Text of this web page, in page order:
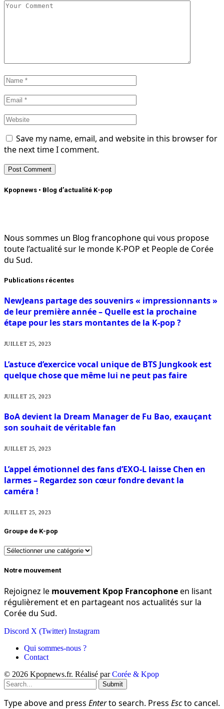
Save my name, email, and website in this browser for
the next time I comment.
Kpopnews • Blog d’actualité K-pop
Nous sommes un Blog francophone qui vous propose
toute l’actualité sur le monde K-POP et People de Corée
du Sud.
Publications récentes
NewJeans partage des souvenirs « impressionnants »
de leur première année – Quelle est la prochaine
étape pour les stars montantes de la K-pop ?
JUILLET 25, 2023
L’astuce d’exercice vocal unique de BTS Jungkook est
quelque chose que même lui ne peut pas faire
JUILLET 25, 2023
BoA devient la Dream Manager de Fu Bao, exauçant
son souhait de véritable fan
JUILLET 25, 2023
L’appel émotionnel des fans d’EXO-L laisse Chen en
larmes – Regardez son cœur fondre devant la
caméra !
JUILLET 25, 2023
Groupe de K-pop
Groupe
K-
Notre mouvement
Rejoignez le mouvement Kpop Francophoneen lisant
régulièrement et en partageant nos actualités sur la
Corée du Sud.
Discord X (Twitter) Instagram
Qui sommes-nous ?
Contact
© 2026 Kpopnews.fr. Réalisé parCorée & Kpop
Submit
Type above and press Enterto search. Press Escto cancel.